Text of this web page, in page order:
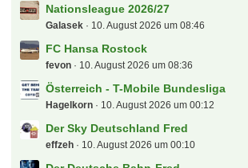
Schweiz - SuperLeague
Jenson 10. August 2026 um 09:32
Wimbledon Tickets
Jonas_98 10. August 2026 um 09:32
Nationsleague 2026/27
Galasek 10. August 2026 um 08:46
FC Hansa Rostock
fevon 10. August 2026 um 08:36